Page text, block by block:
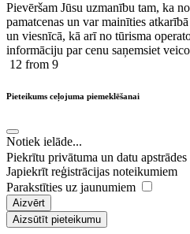
Pievēršam Jūsu uzmanību tam, ka
pamatcenas un var mainīties
un viesnīcā, kā arī no tūrisma
informāciju par cenu saņemsiet
12 from 9
Pieteikums ceļojuma piemeklēšanai
Notiek ielāde...
Piekrītu privātuma un datu
Japiekrīt reģistrācijas noteikumiem
Parakstīties uz jaunumiem
Aizvērt
Aizsūtīt pieteikumu